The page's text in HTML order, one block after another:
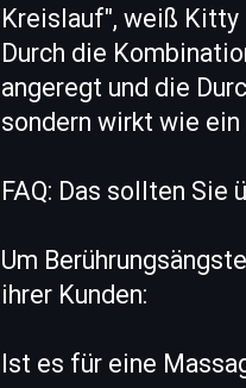
Kreislauf", weiß Kitty
Durch die
angeregt und die
sondern wirkt wie
FAQ: Das sollten Sie
Um
ihrer Kunden:
Ist es für eine